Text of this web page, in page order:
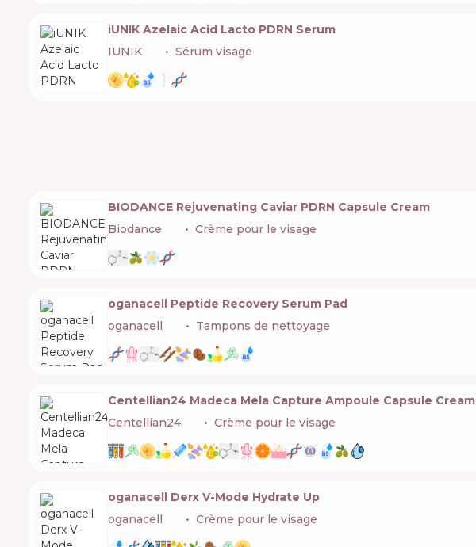
iUNIK Azelaic Acid Lacto PDRN Serum
IUNIK
Sérum visage
BIODANCE Rejuvenating Caviar PDRN Capsule Cream
Biodance
Crème pour le visage
oganacell Peptide Recovery Serum Pad
oganacell
Tampons de nettoyage
Centellian24 Madeca Mela Capture Ampoule Capsule Cream
Centellian24
Crème pour le visage
oganacell Derx V-Mode Hydrate Up
oganacell
Crème pour le visage